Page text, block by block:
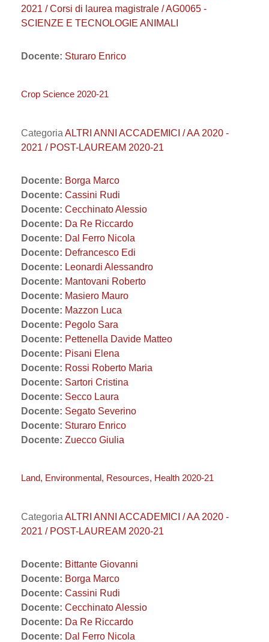
2021 / Corsi di laurea magistrale / AG0065 -
SCIENZE E TECNOLOGIE ANIMALI
Docente: Sturaro Enrico
Crop Science 2020-21
Categoria ALTRI ANNI ACCADEMICI / AA 2020 -
2021 / POST-LAUREAM 2020-21
Docente: Borga Marco
Docente: Cassini Rudi
Docente: Cecchinato Alessio
Docente: Da Re Riccardo
Docente: Dal Ferro Nicola
Docente: Defrancesco Edi
Docente: Leonardi Alessandro
Docente: Mantovani Roberto
Docente: Masiero Mauro
Docente: Mazzon Luca
Docente: Pegolo Sara
Docente: Pettenella Davide Matteo
Docente: Pisani Elena
Docente: Rossi Roberto Maria
Docente: Sartori Cristina
Docente: Secco Laura
Docente: Segato Severino
Docente: Sturaro Enrico
Docente: Zuecco Giulia
Land, Environmental, Resources, Health 2020-21
Categoria ALTRI ANNI ACCADEMICI / AA 2020 -
2021 / POST-LAUREAM 2020-21
Docente: Bittante Giovanni
Docente: Borga Marco
Docente: Cassini Rudi
Docente: Cecchinato Alessio
Docente: Da Re Riccardo
Docente: Dal Ferro Nicola